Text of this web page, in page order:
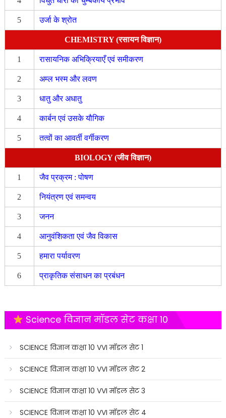
5 उर्जा के श्रोत
CHEMISTRY (रसायन विज्ञान)
1 रासायनिक अभिक्रियाएँ एवं समीकरण
2 अम्ल भस्म और लवण
3 धातु और अधातु
4 कार्बन एवं उसके यौगिक
5 तत्वों का आवर्ती वर्गीकरण
BIOLOGY (जीव विज्ञान)
1 जैव प्रक्रम : पोषण
2 नियंत्रण एवं समन्वय
3 जनन
4 आनुवंशिकता एवं जैव विकास
5 हमारा पर्यावरण
6 प्राकृतिक संसाधन का प्रबंधन
Science विज्ञान मॉडल सेट कक्षा 10
SCIENCE विज्ञान कक्षा 10 VVI मॉडल सेट 1
SCIENCE विज्ञान कक्षा 10 VVI मॉडल सेट 2
SCIENCE विज्ञान कक्षा 10 VVI मॉडल सेट 3
SCIENCE विज्ञान कक्षा 10 VVI मॉडल सेट 4